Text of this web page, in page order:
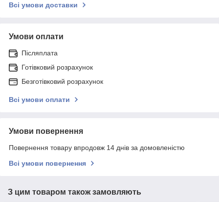
Всі умови доставки
Умови оплати
Післяплата
Готівковий розрахунок
Безготівковий розрахунок
Всі умови оплати
Умови повернення
Повернення товару впродовж 14 днів за домовленістю
Всі умови повернення
З цим товаром також замовляють